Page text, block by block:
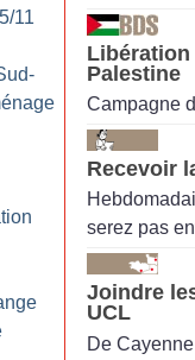
11
Libération
Palestine
Campagne
Recevoir
serez pas
Joindre
UCL
De